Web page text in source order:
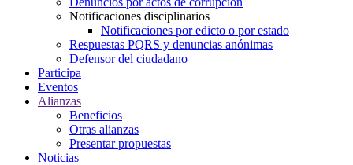
Notificaciones disciplinarios
Notificaciones por edicto o por estado
Respuestas PQRS y denuncias anónimas
Defensor del ciudadano
Participa
Eventos
Alianzas
Beneficios
Otras alianzas
Presentar propuestas
Noticias